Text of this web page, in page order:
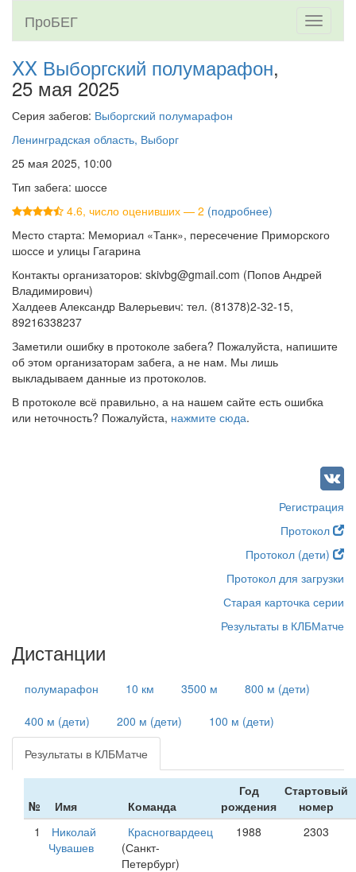
Toggle
ПроБЕГ
XX Выборгский полумарафон,
25 мая 2025
Серия забегов: Выборгский полумарафон
Ленинградская область, Выборг
25 мая 2025, 10:00
Тип забега: шоссе
4.6, число оценивших — 2 (подробнее)
Место старта: Мемориал «Танк», пересечение Приморского
шоссе и улицы Гагарина
Контакты организаторов: skivbg@gmail.com (Попов Андрей
Владимирович)
Халдеев Александр Валерьевич: тел. (81378)2-32-15,
89216338237
Заметили ошибку в протоколе забега? Пожалуйста, напишите
об этом организаторам забега, а не нам. Мы лишь
выкладываем данные из протоколов.
В протоколе всё правильно, а на нашем сайте есть ошибка
или неточность? Пожалуйста, нажмите сюда.
Регистрация
Протокол
Протокол (дети)
Протокол для загрузки
Старая карточка серии
Результаты в КЛБМатче
Дистанции
полумарафон 10 км 3500 м 800 м (дети)
400 м (дети) 200 м (дети) 100 м (дети)
Результаты в КЛБМатче
№ Имя Команда
Год
рождения
Стартовый
номер
1
Николай
Чувашев
Красногвардеец
(Санкт-
Петербург)
1988 2303